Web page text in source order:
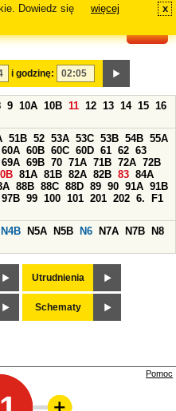
Dowiedz się
więcej x
i godzinę:
9 10A 10B 11 12 13 14 15 16
51B 52 53A 53C 53B 54B 55A
60A 60B 60C 60D 61 62 63
69A 69B 70 71A 71B 72A 72B
81A 81B 82A 82B 83 84A
88B 88C 88D 89 90 91A 91B
97B 99 100 101 201 202 6.
F1
N4B N5A N5B N6 N7A N7B
N8
Utrudnienia
Schematy
Pomoc